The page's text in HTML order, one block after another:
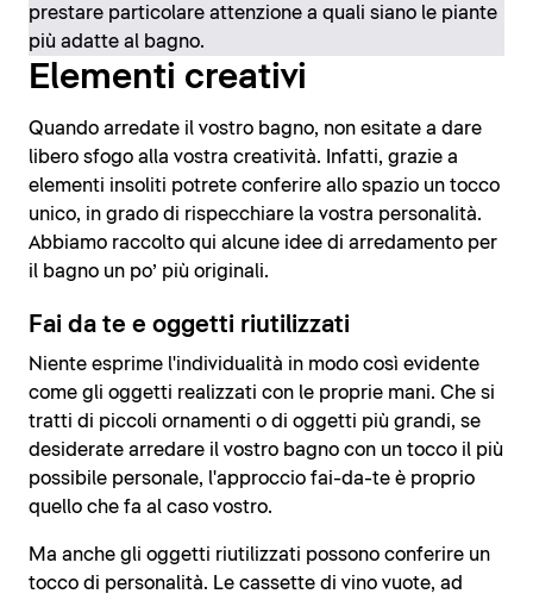
prestare particolare attenzione a quali siano le piante
più adatte al bagno.
Elementi creativi
Quando arredate il vostro bagno, non esitate a dare
libero sfogo alla vostra creatività. Infatti, grazie a
elementi insoliti potrete conferire allo spazio un tocco
unico, in grado di rispecchiare la vostra personalità.
Abbiamo raccolto qui alcune idee di arredamento per
il bagno un po’ più originali.
Fai da te e oggetti riutilizzati
Niente esprime l'individualità in modo così evidente
come gli oggetti realizzati con le proprie mani. Che si
tratti di piccoli ornamenti o di oggetti più grandi, se
desiderate arredare il vostro bagno con un tocco il più
possibile personale, l'approccio fai-da-te è proprio
quello che fa al caso vostro.
Ma anche gli oggetti riutilizzati possono conferire un
tocco di personalità. Le cassette di vino vuote, ad